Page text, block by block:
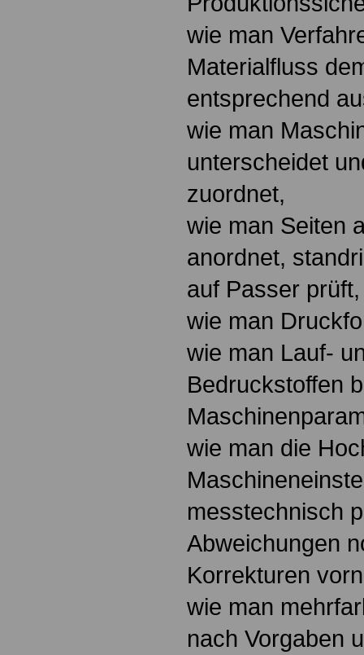
wie man
Materialfluss
entsprechend
wie man
unterscheidet
zuordnet,
wie man Seiten
anordnet,
auf Passer prüft,
wie man
wie man Lauf-
Bedruckstoffen
wie man die
messtechnisch
Abweichungen
Korrekturen
wie man
nach Vorgaben